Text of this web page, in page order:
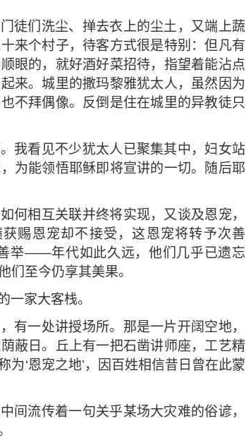
徒们洗尘、掸去衣上的尘土，又端上蔬
来个村子，待客方式很是特别：但凡有
眼的，就好酒好菜招待，指望着能沾点
来。城里的撒玛黎雅犹太人，虽然因为
不拜偶像。反倒是住在城里的异教徒只
我看见不少犹太人已聚集其中，妇女站
为能领悟耶稣即将宣讲的一切。随后耶
何相互关联并终将实现，又谈及恩宠，
赐恩宠却不接受，这恩宠将转予次善
举——年代如此久远，他们几乎已遗忘
至今仍享其美果。
一家大客栈。
有一处讲授场所。那是一片开阔空地，
蔽日。丘上有一把石凿讲师座，工艺精
‘恩宠之地’，因百姓相信昔日曾在此蒙
间流传着一句关乎某场大灾难的俗谚，